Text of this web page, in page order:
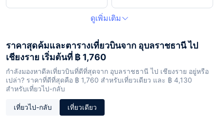
ดูเพิ่มเติม
ราคาสุดค้มและตารางเที่ยวบินจาก อุบลราชธานี ไป
เชียงราย เริ่มต้นที่ ฿ 1,760
กำลังมองหาดีลเที่ยวบินที่ดีที่สุดจาก อุบลราชธานี ไป เชียงราย อยู่หรือ
เปล่า? ราคาที่ดีที่สุดคือ ฿ 1,760 สำหรับเที่ยวเดียว และ ฿ 4,130
สำหรับเที่ยวไป-กลับ
เที่ยวไป-กลับ เที่ยวเดียว